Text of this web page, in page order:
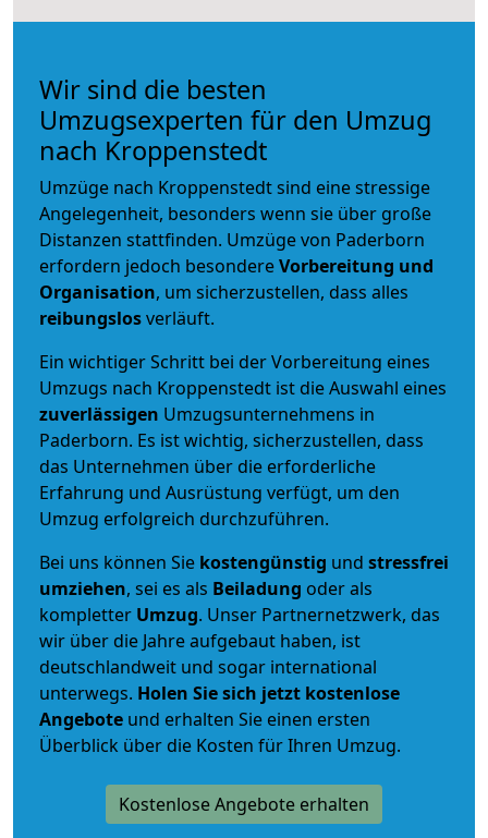
Wir sind die besten
Umzugsexperten für den Umzug
nach Kroppenstedt
Umzüge nach Kroppenstedt sind eine stressige
Angelegenheit, besonders wenn sie über große
Distanzen stattfinden. Umzüge von Paderborn
erfordern jedoch besondereVorbereitung und
Organisation, um sicherzustellen, dass alles
reibungslosverläuft.
Ein wichtiger Schritt bei der Vorbereitung eines
Umzugs nach Kroppenstedt ist die Auswahl eines
zuverlässigen Umzugsunternehmens in
Paderborn. Es ist wichtig, sicherzustellen, dass
das Unternehmen über die erforderliche
Erfahrung und Ausrüstung verfügt, um den
Umzug erfolgreich durchzuführen.
Bei uns können Sie kostengünstig und stressfrei
umziehen, sei es als Beiladung oder als
kompletter Umzug. Unser Partnernetzwerk, das
wir über die Jahre aufgebaut haben, ist
deutschlandweit und sogar international
unterwegs. Holen Sie sich jetzt kostenlose
Angebote und erhalten Sie einen ersten
Überblick über die Kosten für Ihren Umzug.
Kostenlose Angebote erhalten